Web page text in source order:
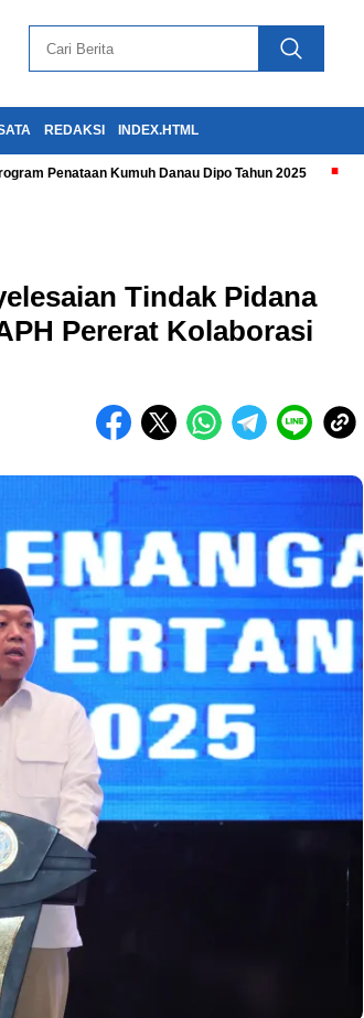
REDAKSI INDEX.HTML
Penataan Kumuh Danau Dipo Tahun 2025
Tindak Pidana
Pererat Kolaborasi